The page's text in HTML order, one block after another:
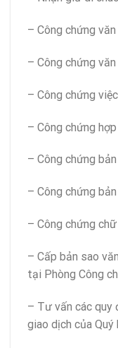
– Công chứng
– Công chứng
– Công chứng
– Công chứng
– Công chứng
– Công chứng
– Công chứng chữ
– Cấp bản sao
tại Phòng Công
– Tư vấn các quy
giao dịch của Quý